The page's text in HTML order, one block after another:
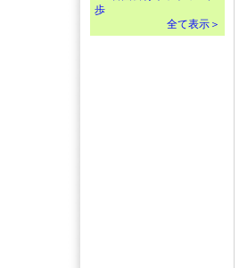
歩
全て表示＞